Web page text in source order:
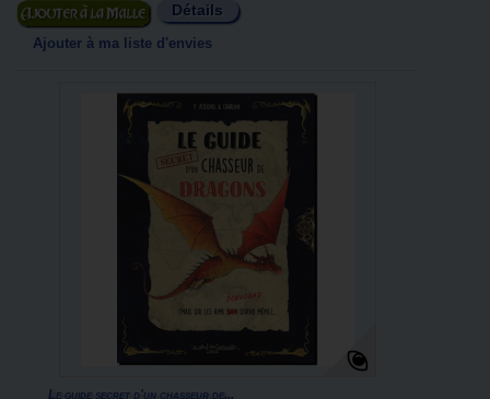
Ajouter au panier Détails
Ajouter à ma liste d'envies
Le guide secret d'un chasseur de...